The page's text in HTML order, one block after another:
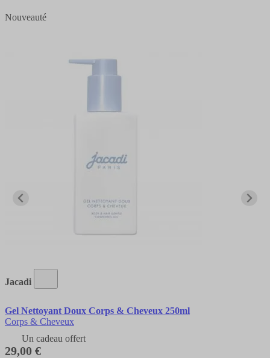
Nouveauté
Jacadi
Gel Nettoyant Doux Corps & Cheveux 250ml
Corps & Cheveux
Un cadeau offert
29,00 €